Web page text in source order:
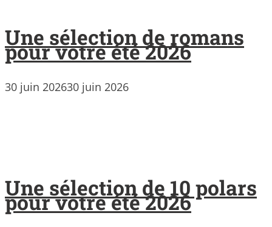
Une sélection de romans
pour votre été 2026
30 juin 202630 juin 2026
Une sélection de 10 polars
pour votre été 2026